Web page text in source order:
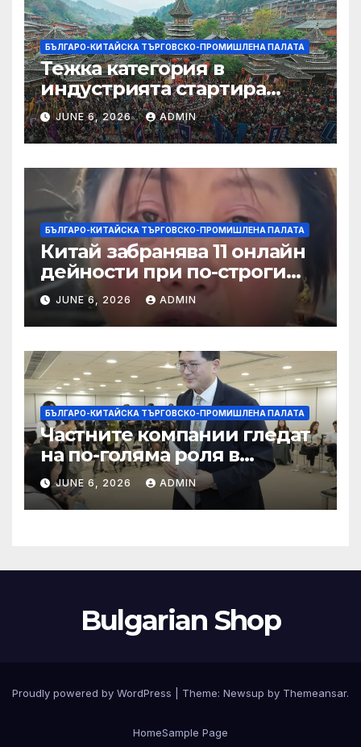
БЪЛГАРО-КИТАЙСКА ТЪРГОВСКО-ПРОМИШЛЕНА ПАЛАТА
Тежка категория в
индустрията стартира
алианс за космическа
слънчева енергия
JUNE 6, 2026 ADMIN
БЪЛГАРО-КИТАЙСКА ТЪРГОВСКО-ПРОМИШЛЕНА ПАЛАТА
Китай забранява 11 онлайн
дейности при по-строги
правила за ограничаване на
слуховете и
кибернасилниците
JUNE 6, 2026 ADMIN
БЪЛГАРО-КИТАЙСКА ТЪРГОВСКО-ПРОМИШЛЕНА ПАЛАТА
Частните компании гледат
на по-голяма роля в
стратегическата
енергетика
JUNE 6, 2026 ADMIN
Bulgarian Shop
Proudly powered by WordPress Theme: Newsup by Themeansar.
HomeSample Page